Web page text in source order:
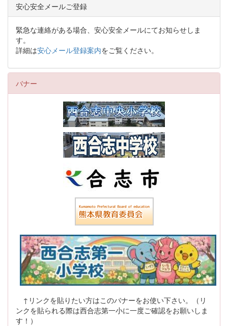
安心安全メールご登録
緊急な連絡がある場合、安心安全メールにてお知らせしま
す。
詳細は安心メール登録案内をご覧ください。
バナー
↑リンクを貼りたい方はこのバナーをお使い下さい。（リ
ンクを貼られる際は西合志第一小に一度ご確認をお願いしま
す！）